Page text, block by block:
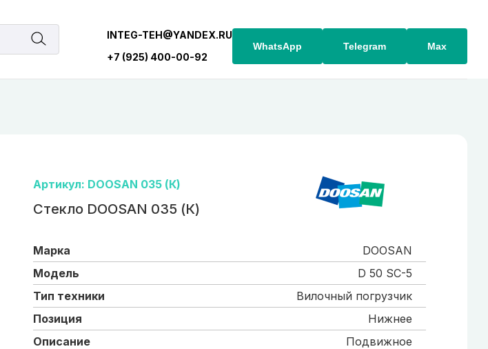
INTEG-TEH@YANDEX.RU
+7 (925) 400-00-92
WhatsApp Telegram Max
Артикул: DOOSAN 035 (К)
Стекло DOOSAN 035 (К)
Марка
DOOSAN
Модель
D 50 SC-5
Тип техники
Вилочный погрузчик
Позиция
Нижнее
Описание
Подвижное